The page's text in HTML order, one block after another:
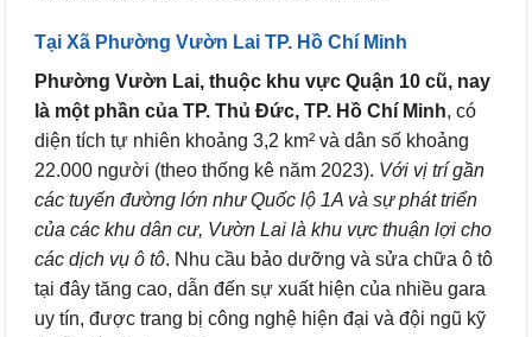
Tại Xã Phường Vườn Lai TP. Hồ Chí Minh
Phường Vườn Lai, thuộc khu vực Quận 10 cũ, nay
là một phần của TP. Thủ Đức, TP. Hồ Chí Minh, có
diện tích tự nhiên khoảng 3,2 km² và dân số khoảng
22.000 người (theo thống kê năm 2023). Với vị trí gần
các tuyến đường lớn như Quốc lộ 1A và sự phát triển
của các khu dân cư, Vườn Lai là khu vực thuận lợi cho
các dịch vụ ô tô. Nhu cầu bảo dưỡng và sửa chữa ô tô
tại đây tăng cao, dẫn đến sự xuất hiện của nhiều gara
uy tín, được trang bị công nghệ hiện đại và đội ngũ kỹ